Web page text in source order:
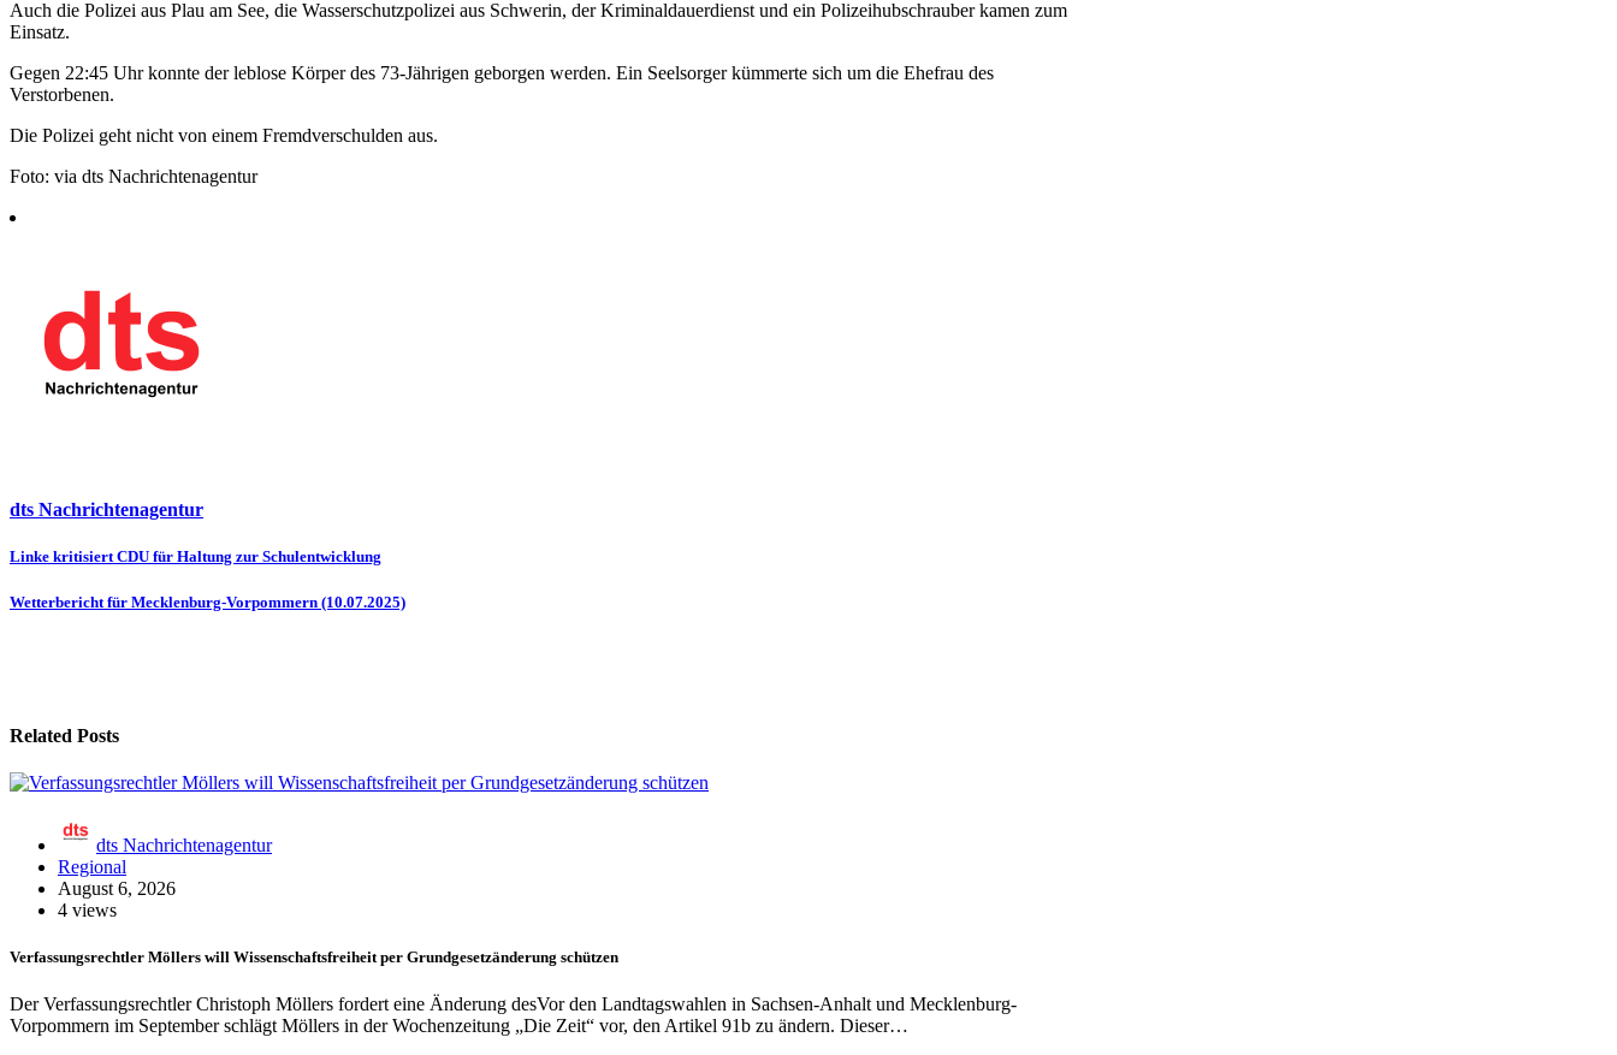
Auch die Polizei aus Plau am See, die Wasserschutzpolizei aus Schwerin, der Kriminaldauerdienst und ein Polizeihubschrauber kamen zum
Einsatz.
Gegen 22:45 Uhr konnte der leblose Körper des 73-Jährigen geborgen werden. Ein Seelsorger kümmerte sich um die Ehefrau des
Verstorbenen.
Die Polizei geht nicht von einem Fremdverschulden aus.
Foto: via dts Nachrichtenagentur
dts Nachrichtenagentur
Beitragsnavigation
Linke kritisiert CDU für Haltung zur Schulentwicklung
Wetterbericht für Mecklenburg-Vorpommern (10.07.2025)
Related Posts
dts Nachrichtenagentur
Regional
August 6, 2026
4 views
Verfassungsrechtler Möllers will Wissenschaftsfreiheit per Grundgesetzänderung schützen
Der Verfassungsrechtler Christoph Möllers fordert eine Änderung desVor den Landtagswahlen in Sachsen-Anhalt und Mecklenburg-
Vorpommern im September schlägt Möllers in der Wochenzeitung „Die Zeit“ vor, den Artikel 91b zu ändern. Dieser…